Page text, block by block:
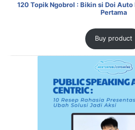
120 Topik Ngobrol : Bikin si Doi Auto
Pertama
Buy product